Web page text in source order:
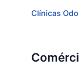
Clínicas